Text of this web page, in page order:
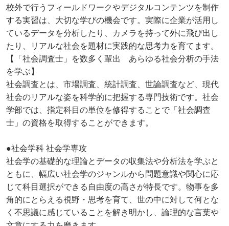
校外で行うフィールドワークやデジタルコンテンツを制作
する実習は、大切な学びの機会です。実際に企業が活用し
ているデータを分析したり、カメラを持って外に飛び出し
たり、リアルな社会を題材に実践的な思考力を育てます。
【「社会調査士」を数多く輩出 あらゆる社会分析の手法
を学ぶ】
社会調査とは、市場調査、統計調査、世論調査など、現代
社会のリアルな姿を科学的に把握する専門技術です。社会
学部では、指定科目の単位を修得することで「社会調査
士」の資格を取得することができます。
●社会学科 社会学専攻
社会学の基礎的な理論とデータの収集法や分析法を学ぶと
ともに、幅広い社会学のジャンルから問題意識や関心に応
じて科目選択ができる自由度の高さが特長です。物事を多
角的にとらえる視野・思考を育て、世の中に対して何とな
く不思議に感じていることを解き明かし、論理的な言葉や